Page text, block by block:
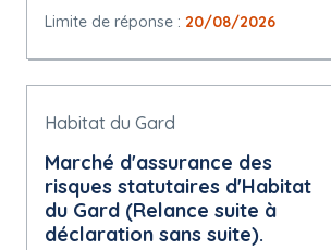
Limite de réponse : 20/08/2026
Habitat du Gard
Marché d'assurance des
risques statutaires d'Habitat
du Gard (Relance suite à
déclaration sans suite).